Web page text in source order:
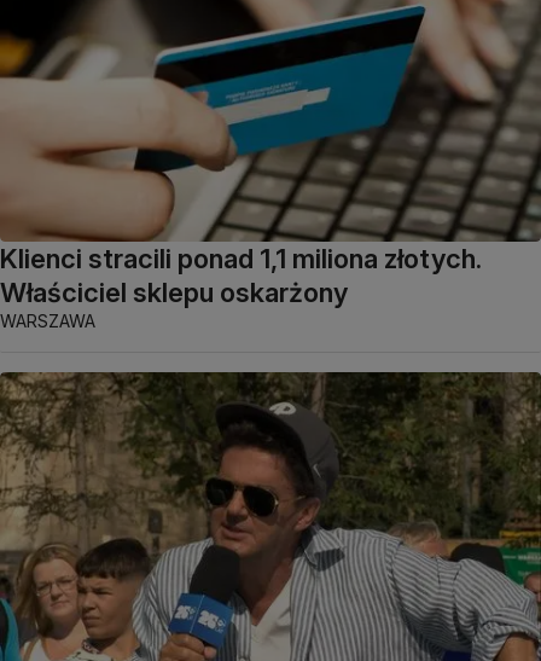
Klienci stracili ponad 1,1 miliona złotych.
Właściciel sklepu oskarżony
WARSZAWA